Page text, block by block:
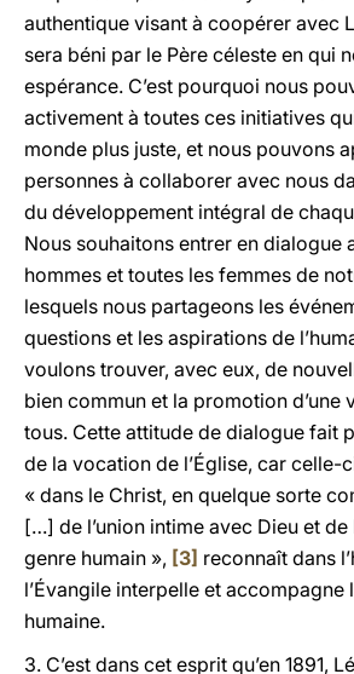
authentique visant à coopérer avec
sera béni par le Père céleste en qui
espérance. C’est pourquoi nous
activement à toutes ces initiatives
monde plus juste, et nous pouvons
personnes à collaborer avec nous
du développement intégral de
Nous souhaitons entrer en dialogue
hommes et toutes les femmes de
lesquels nous partageons les
questions et les aspirations de
voulons trouver, avec eux, de
bien commun et la promotion d’une
tous. Cette attitude de dialogue fait
de la vocation de l’Église, car celle-
« dans le Christ, en quelque sorte
[…] de l’union intime avec Dieu et de
genre humain », [3] reconnaît dans
l’Évangile interpelle et accompagne
humaine.
3. C’est dans cet esprit qu’en 1891,